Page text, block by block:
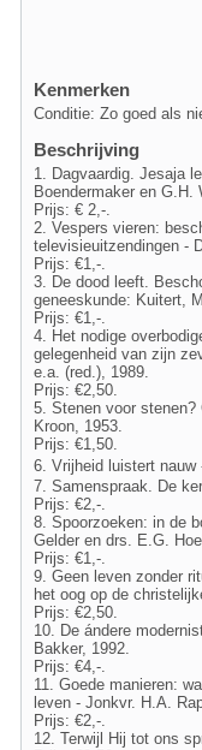
Kenmerken
Conditie: Zo goed als
Beschrijving
1. Dagvaardig. Jesaja
Boendermaker en G.H.
Prijs: € 2,-.
2. Vespers vieren:
televisieuitzendingen -
Prijs: €1,-.
3. De dood leeft.
geneeskunde: Kuitert,
Prijs: €1,-.
4. Het nodige
gelegenheid van zijn
e.a. (red.), 1989.
Prijs: €2,50.
5. Stenen voor stenen?
Kroon, 1953.
Prijs: €1,50.
6. Vrijheid luistert nauw
7. Samenspraak. De
Prijs: €2,-.
8. Spoorzoeken: in de
Gelder en drs. E.G.
Prijs: €1,-.
9. Geen leven zonder
het oog op de
Prijs: €2,50.
10. De ándere
Bakker, 1992.
Prijs: €4,-.
11. Goede manieren:
leven - Jonkvr. H.A.
Prijs: €2,-.
12. Terwijl Hij tot ons